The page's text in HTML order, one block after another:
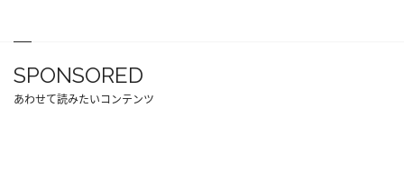
SPONSORED
あわせて読みたいコンテンツ